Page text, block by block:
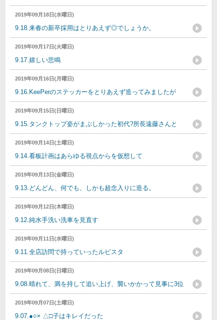
2019年09月18日(水曜日)
9.18.来春の新卒採用はとりあえず◎でしょうか。
2019年09月17日(火曜日)
9.17.嬉しい悲鳴
2019年09月16日(月曜日)
9.16.KeePerのステッカーをとりあえず造ってみましたが
2019年09月15日(日曜日)
9.15.タンクトップ姿がまぶしかった初代?所長遠藤さんと
2019年09月14日(土曜日)
9.14.看板計画はあらゆる視点からを仮想して
2019年09月13日(金曜日)
9.13.どんどん、何でも、しかも超念入りに造る。
2019年09月12日(木曜日)
9.12.純水手洗い洗車を見直す
2019年09月11日(水曜日)
9.11.全店訪問で持っていったルビスタ
2019年09月08日(日曜日)
9.08.晴れて、満を持して追い上げ、襲いかかって見事に3位
2019年09月07日(土曜日)
9.07.●○× △□子はキレイだった